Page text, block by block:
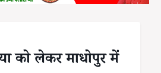
को लेकर माधोपुर में